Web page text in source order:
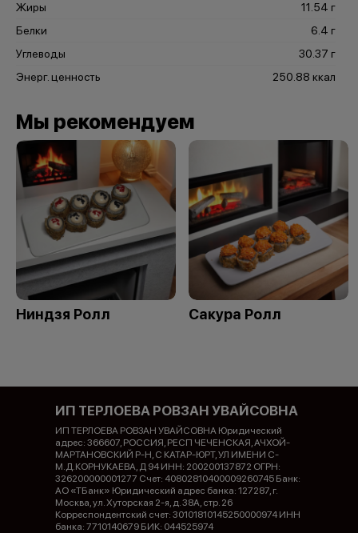
Жиры
11.54 г
Белки
6.4 г
Углеводы
30.37 г
Энерг. ценность
250.88 ккал
Мы рекомендуем
Ниндзя Ролл Сакура Ролл
ИП ТЕРЛОЕВА РОВЗАН УВАЙСОВНА
ИП ТЕРЛОЕВА РОВЗАН УВАЙСОВНА Юридический
адрес: 366607, РОССИЯ, РЕСП ЧЕЧЕНСКАЯ, АЧХОЙ-
МАРТАНОВСКИЙ Р-Н, С КАТАР-ЮРТ, УЛ ИМЕНИ С-
М.Д.КОРНУКАЕВА, Д 94 ИНН: 200200137872 ОГРН:
326200000001277 Счет: 40802810400009260745 Банк:
АО «ТБанк» Юридический адрес банка: 127287, г.
Москва, ул. Хуторская 2-я, д. 38А, стр. 26
Корреспондентский счет: 30101810145250000974 ИНН
банка: 7710140679 БИК: 044525974